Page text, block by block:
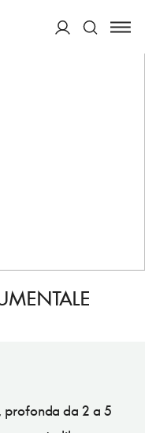
profonda da 2 a 5